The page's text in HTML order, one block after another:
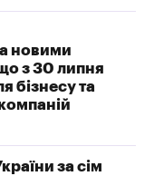
новими
з 30 липня
бізнесу та
за сім